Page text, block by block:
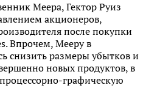
Меера, Гектор Руиз
акционеров,
после покупки
Впрочем, Мееру в
снизить размеры убытков и
новых продуктов, в
графическую